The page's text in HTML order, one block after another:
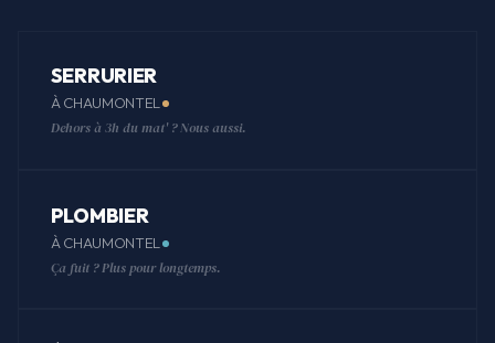
SERRURIER
À CHAUMONTEL
Dehors à 3h du mat' ? Nous aussi.
PLOMBIER
À CHAUMONTEL
Ça fuit ? Plus pour longtemps.